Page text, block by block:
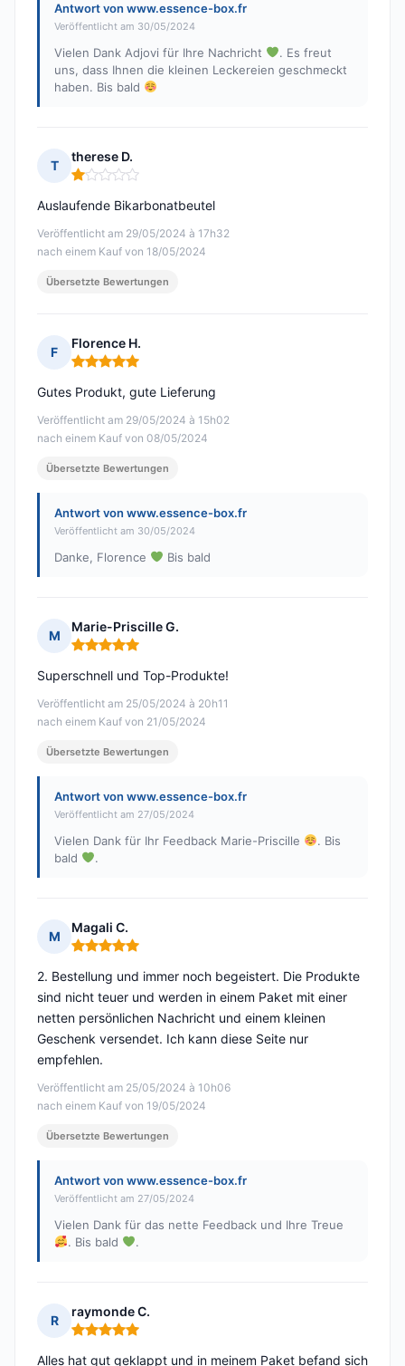
Antwort von www.essence-box.fr
Veröffentlicht am 30/05/2024
Vielen Dank Adjovi für Ihre Nachricht
. Es freut
uns, dass Ihnen die kleinen Leckereien geschmeckt
haben. Bis bald
T
therese D.
Hinweis: 1 von 5
Veröffentlicht am 29/05/2024 à 17h32
nach einem Kauf von 18/05/2024
Auslaufende Bikarbonatbeutel
Übersetzte Bewertungen
F
Florence H.
Hinweis: 5 von 5
Veröffentlicht am 29/05/2024 à 15h02
nach einem Kauf von 08/05/2024
Gutes Produkt, gute Lieferung
Übersetzte Bewertungen
Antwort von www.essence-box.fr
Veröffentlicht am 30/05/2024
Danke, Florence Bis bald
M
Marie-Priscille G.
Hinweis: 5 von 5
Veröffentlicht am 25/05/2024 à 20h11
nach einem Kauf von 21/05/2024
Superschnell und Top-Produkte!
Übersetzte Bewertungen
Antwort von www.essence-box.fr
Veröffentlicht am 27/05/2024
Vielen Dank für Ihr Feedback Marie-Priscille
. Bis
bald
.
M
Magali C.
Hinweis: 5 von 5
Veröffentlicht am 25/05/2024 à 10h06
nach einem Kauf von 19/05/2024
2. Bestellung und immer noch begeistert. Die Produkte
sind nicht teuer und werden in einem Paket mit einer
netten persönlichen Nachricht und einem kleinen
Geschenk versendet. Ich kann diese Seite nur
empfehlen.
Übersetzte Bewertungen
Antwort von www.essence-box.fr
Veröffentlicht am 27/05/2024
Vielen Dank für das nette Feedback und Ihre Treue
. Bis bald
.
R
raymonde C.
Hinweis: 5 von 5
Alles hat gut geklappt und in meinem Paket befand sich